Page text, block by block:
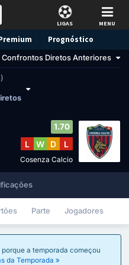
LIGAS MENU
Prognóstico
Confrontos Diretos Anteriores
1.70
L W D L
Cosenza Calcio
Parte Jogadores
a temporada começou
da Temporada